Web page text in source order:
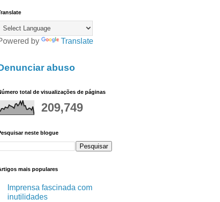
by Translate
abuso
total de visualizações de páginas
209,749
neste blogue
mais populares
Imprensa fascinada com
inutilidades